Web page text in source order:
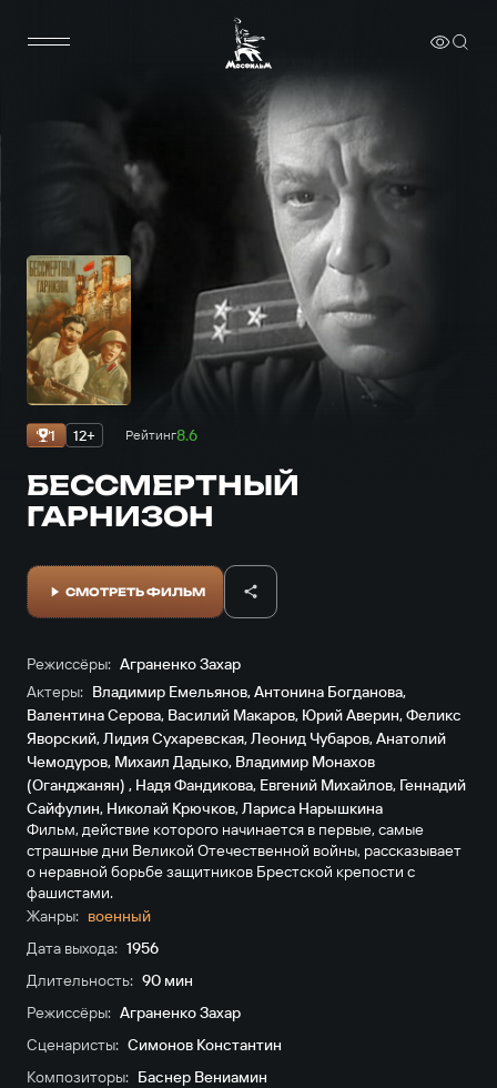
1 12+ Рейтинг8.6
БЕССМЕРТНЫЙ
ГАРНИЗОН
Режиссёры: Аграненко Захар
Актеры: Владимир Емельянов,Антонина Богданова,
Валентина Серова, Василий Макаров, Юрий Аверин,Феликс
Яворский,Лидия Сухаревская,Леонид Чубаров,Анатолий
Чемодуров, Михаил Дадыко, Владимир Монахов
(Оганджанян) , Надя Фандикова, Евгений Михайлов, Геннадий
Сайфулин, Николай Крючков,Лариса Нарышкина
СМОТРЕТЬ ФИЛЬМ
Фильм, действие которого начинается в первые, самые
страшные дни Великой Отечественной войны, рассказывает
о неравной борьбе защитников Брестской крепости с
фашистами.
Жанры: военный
Дата выхода: 1956
Длительность: 90 мин
Режиссёры: Аграненко Захар
Сценаристы: Симонов Константин
Композиторы: Баснер Вениамин